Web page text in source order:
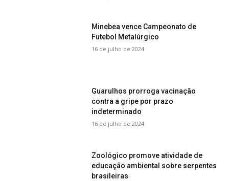
Minebea vence Campeonato de
Futebol Metalúrgico
16 de julho de 2024
Guarulhos prorroga vacinação
contra a gripe por prazo
indeterminado
16 de julho de 2024
Zoológico promove atividade de
educação ambiental sobre serpentes
brasileiras